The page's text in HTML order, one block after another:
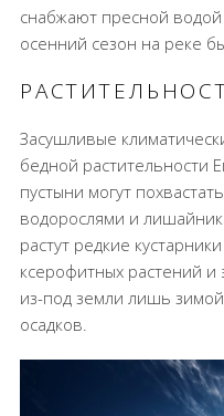
снабжают пресной
осенний сезон на реке
Засушливые
бедной растительности
пустыни могут
водорослями и
растут редкие
ксерофитных растений
из-под земли лишь
осадков.